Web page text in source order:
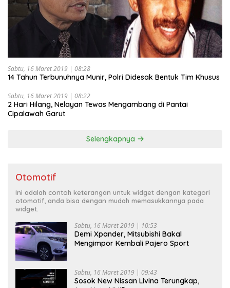
Sabtu, 16 Maret 2019 | 08:28
14 Tahun Terbunuhnya Munir, Polri Didesak Bentuk Tim Khusus
Sabtu, 16 Maret 2019 | 08:22
2 Hari Hilang, Nelayan Tewas Mengambang di Pantai
Cipalawah Garut
Selengkapnya
Otomotif
Ini adalah contoh keterangan untuk widget dengan kategori
otomotif, anda bisa dengan mudah memasukkannya pada
widget.
Sabtu, 16 Maret 2019 | 10:53
Demi Xpander, Mitsubishi Bakal
Mengimpor Kembali Pajero Sport
Sabtu, 16 Maret 2019 | 09:43
Sosok New Nissan Livina Terungkap,